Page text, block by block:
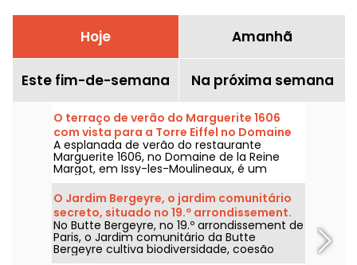
Hoje Amanhã
Este fim-de-semana Na próxima semana
O terraço de verão do Marguerite 1606
com vista para a Torre Eiffel no Domaine
de la Reine Margot
A esplanada de verão do restaurante
Marguerite 1606, no Domaine de la Reine
Margot, em Issy-les-Moulineaux, é um
refúgio de paz nos arredores de Paris. Com
uma vista desimpedida para a Torre Eiffel,
poderá saborear uma cozinha bistronómica
inspirada nos produtos do pomar e da horta,
num ambiente de requinte que convida a
relaxar.
O Jardim Bergeyre, o jardim comunitário
secreto, situado no 19.º arrondissement.
No Butte Bergeyre, no 19.º arrondissement de
Paris, o Jardim comunitário da Butte
Bergeyre cultiva biodiversidade, coesão
social, plantas aromáticas e visitas